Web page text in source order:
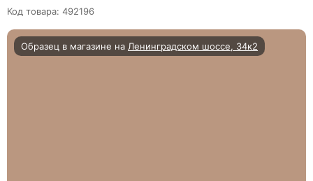
Код товара: 492196
Образец в магазине на Ленинградском шоссе, 34к2